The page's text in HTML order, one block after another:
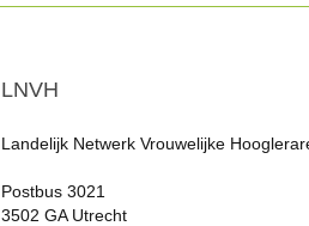
LNVH
Landelijk Netwerk Vrouwelijke
Postbus 3021
3502 GA Utrecht